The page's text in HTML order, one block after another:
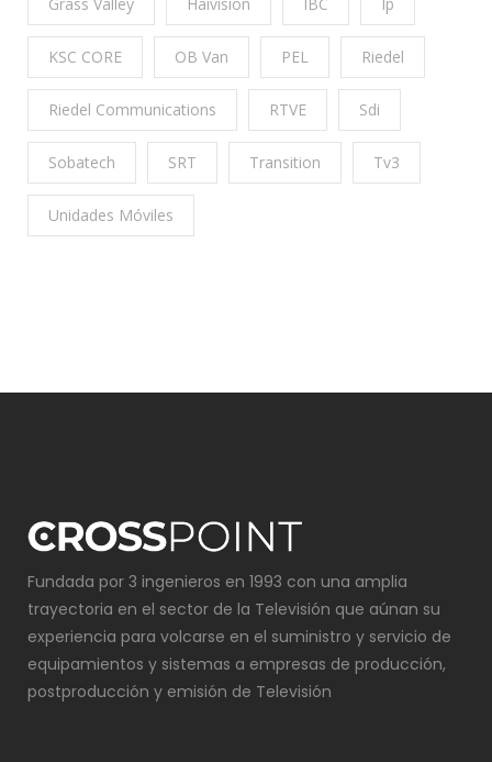
KSC CORE OB Van PEL Riedel
Riedel Communications RTVE Sdi
Sobatech SRT Transition Tv3
Unidades Móviles
Fundada por 3 ingenieros en 1993 con una amplia
trayectoria en el sector de la Televisión que aúnan su
experiencia para volcarse en el suministro y servicio de
equipamientos y sistemas a empresas de producción,
postproducción y emisión de Televisión